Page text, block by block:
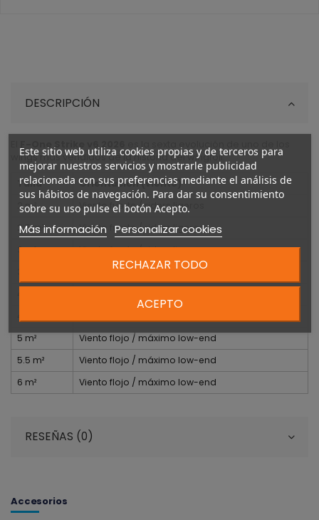
DESCRIPCIÓN
wings más vendidos de la historia del wingfoil.
Talla
Orientación (viento)
2 m²
Viento fuerte / riders ligeros
2.5 m²
Viento fuerte / riders ligeros
3 m²
Viento fuerte / riders ligeros
Viento medio, polivalente
5 m²
Viento flojo / máximo low-end
5.5 m²
Viento flojo / máximo low-end
6 m²
Viento flojo / máximo low-end
RESEÑAS (0)
Accesorios
Este sitio web utiliza cookies propias y de terceros para
mejorar nuestros servicios y mostrarle publicidad
relacionada con sus preferencias mediante el análisis de
sus hábitos de navegación. Para dar su consentimiento
sobre su uso pulse el botón Acepto.
Más información Personalizar cookies
RECHAZAR TODO
ACEPTO